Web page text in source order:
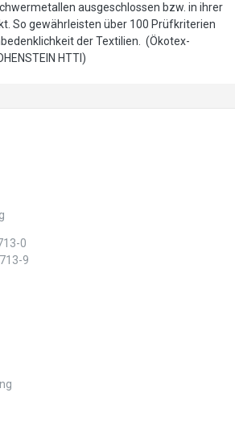
ausgeschlossen bzw. in ihrer
So gewährleisten über 100 Prüfkriterien
der Textilien. (Ökotex-
HTTI)
0
9